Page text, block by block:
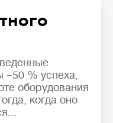
−50 % успеха,
оборудования
когда оно